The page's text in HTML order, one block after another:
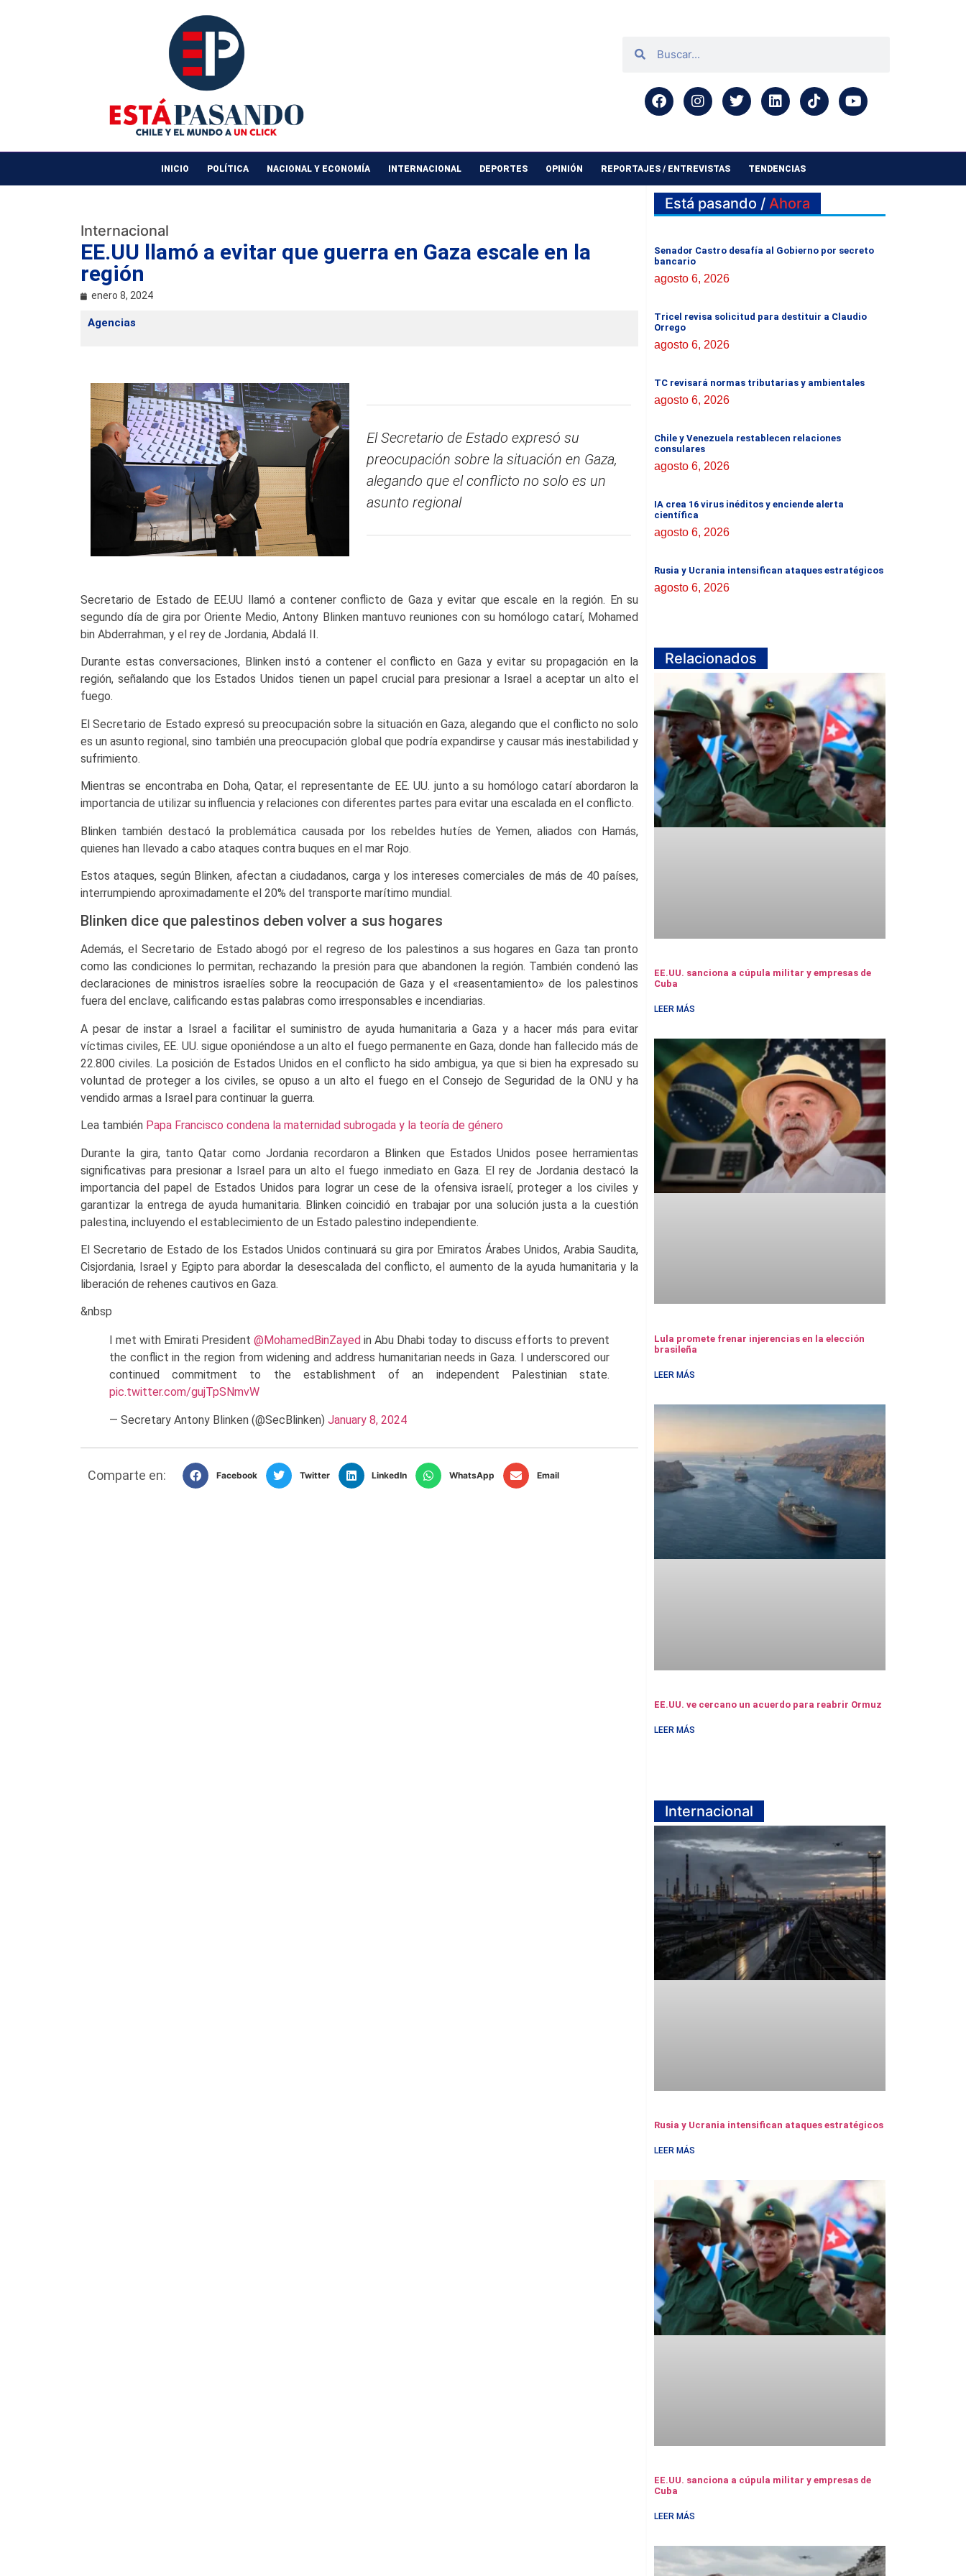
INICIO POLÍTICA NACIONAL Y ECONOMÍA INTERNACIONAL DEPORTES OPINIÓN REPORTAJES / ENTREVISTAS TENDENCIAS
Internacional
EE.UU llamó a evitar que guerra en Gaza escale en la
región
enero 8, 2024
Agencias
El Secretario de Estado expresó su
preocupación sobre la situación en Gaza,
alegando que el conflicto no solo es un
asunto regional
Secretario de Estado de EE.UU llamó a contener conflicto de Gaza y evitar que escale en la región. En su
segundo día de gira por Oriente Medio, Antony Blinken mantuvo reuniones con su homólogo catarí, Mohamed
bin Abderrahman, y el rey de Jordania, Abdalá II.
Durante estas conversaciones, Blinken instó a contener el conflicto en Gaza y evitar su propagación en la
región, señalando que los Estados Unidos tienen un papel crucial para presionar a Israel a aceptar un alto el
fuego.
El Secretario de Estado expresó su preocupación sobre la situación en Gaza, alegando que el conflicto no solo
es un asunto regional, sino también una preocupación global que podría expandirse y causar más inestabilidad y
sufrimiento.
Mientras se encontraba en Doha, Qatar, el representante de EE. UU. junto a su homólogo catarí abordaron la
importancia de utilizar su influencia y relaciones con diferentes partes para evitar una escalada en el conflicto.
Blinken también destacó la problemática causada por los rebeldes hutíes de Yemen, aliados con Hamás,
quienes han llevado a cabo ataques contra buques en el mar Rojo.
Estos ataques, según Blinken, afectan a ciudadanos, carga y los intereses comerciales de más de 40 países,
interrumpiendo aproximadamente el 20% del transporte marítimo mundial.
Blinken dice que palestinos deben volver a sus hogares
Además, el Secretario de Estado abogó por el regreso de los palestinos a sus hogares en Gaza tan pronto
como las condiciones lo permitan, rechazando la presión para que abandonen la región. También condenó las
declaraciones de ministros israelíes sobre la reocupación de Gaza y el «reasentamiento» de los palestinos
fuera del enclave, calificando estas palabras como irresponsables e incendiarias.
A pesar de instar a Israel a facilitar el suministro de ayuda humanitaria a Gaza y a hacer más para evitar
víctimas civiles, EE. UU. sigue oponiéndose a un alto el fuego permanente en Gaza, donde han fallecido más de
22.800 civiles. La posición de Estados Unidos en el conflicto ha sido ambigua, ya que si bien ha expresado su
voluntad de proteger a los civiles, se opuso a un alto el fuego en el Consejo de Seguridad de la ONU y ha
vendido armas a Israel para continuar la guerra.
Lea también Papa Francisco condena la maternidad subrogada y la teoría de género
Durante la gira, tanto Qatar como Jordania recordaron a Blinken que Estados Unidos posee herramientas
significativas para presionar a Israel para un alto el fuego inmediato en Gaza. El rey de Jordania destacó la
importancia del papel de Estados Unidos para lograr un cese de la ofensiva israelí, proteger a los civiles y
garantizar la entrega de ayuda humanitaria. Blinken coincidió en trabajar por una solución justa a la cuestión
palestina, incluyendo el establecimiento de un Estado palestino independiente.
El Secretario de Estado de los Estados Unidos continuará su gira por Emiratos Árabes Unidos, Arabia Saudita,
Cisjordania, Israel y Egipto para abordar la desescalada del conflicto, el aumento de la ayuda humanitaria y la
liberación de rehenes cautivos en Gaza.
&nbsp
I met with Emirati President @MohamedBinZayed in Abu Dhabi today to discuss efforts to prevent
the conflict in the region from widening and address humanitarian needs in Gaza. I underscored our
continued commitment to the establishment of an independent Palestinian state.
pic.twitter.com/gujTpSNmvW
— Secretary Antony Blinken (@SecBlinken) January 8, 2024
Comparte en: Facebook Twitter LinkedIn WhatsApp Email
Está pasando / Ahora
Senador Castro desafía al Gobierno por secreto
bancario
agosto 6, 2026
Tricel revisa solicitud para destituir a Claudio
Orrego
agosto 6, 2026
TC revisará normas tributarias y ambientales
agosto 6, 2026
Chile y Venezuela restablecen relaciones
consulares
agosto 6, 2026
IA crea 16 virus inéditos y enciende alerta
científica
agosto 6, 2026
Rusia y Ucrania intensifican ataques estratégicos
agosto 6, 2026
Relacionados
EE.UU. sanciona a cúpula militar y empresas de
Cuba
LEER MÁS
Lula promete frenar injerencias en la elección
brasileña
LEER MÁS
EE.UU. ve cercano un acuerdo para reabrir Ormuz
LEER MÁS
Internacional
Rusia y Ucrania intensifican ataques estratégicos
LEER MÁS
EE.UU. sanciona a cúpula militar y empresas de
Cuba
LEER MÁS